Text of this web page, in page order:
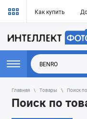
Как купить
Главная Товары Поиск
Поиск по